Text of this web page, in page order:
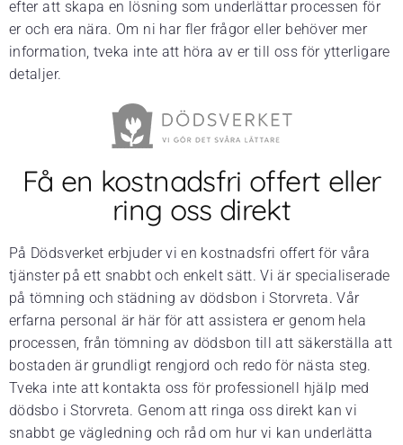
efter att skapa en lösning som underlättar processen för
er och era nära. Om ni har fler frågor eller behöver mer
information, tveka inte att höra av er till oss för ytterligare
detaljer.
Få en kostnadsfri offert eller
ring oss direkt
På Dödsverket erbjuder vi en kostnadsfri offert för våra
tjänster på ett snabbt och enkelt sätt. Vi är specialiserade
på tömning och städning av dödsbon i Storvreta. Vår
erfarna personal är här för att assistera er genom hela
processen, från tömning av dödsbon till att säkerställa att
bostaden är grundligt rengjord och redo för nästa steg.
Tveka inte att kontakta oss för professionell hjälp med
dödsbo i Storvreta. Genom att ringa oss direkt kan vi
snabbt ge vägledning och råd om hur vi kan underlätta